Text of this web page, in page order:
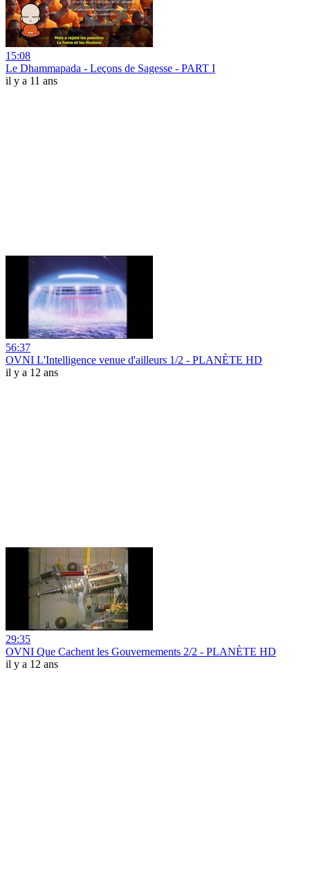
15:08
Le Dhammapada - Leçons de Sagesse - PART I
il y a 11 ans
56:37
OVNI L'Intelligence venue d'ailleurs 1/2 - PLANÈTE HD
il y a 12 ans
29:35
OVNI Que Cachent les Gouvernements 2/2 - PLANÈTE HD
il y a 12 ans